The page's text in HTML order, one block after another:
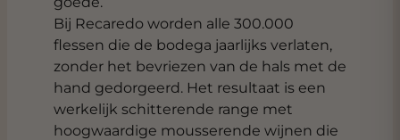
Bij Recaredo worden alle 300.000
flessen die de bodega jaarlijks verlaten,
zonder het bevriezen van de hals met de
hand gedorgeerd. Het resultaat is een
werkelijk schitterende range met
hoogwaardige mousserende wijnen die